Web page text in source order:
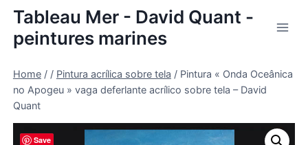
Skip
content
Tableau Mer - David Quant -
peintures marines
Home / / Pintura acrílica sobre tela / Pintura « Onda Oceânica
no Apogeu » vaga deferlante acrílico sobre tela – David
Quant
Save